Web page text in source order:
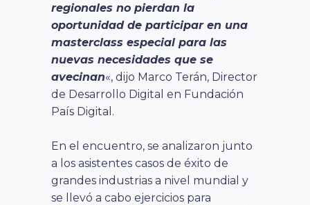
regionales no pierdan la
oportunidad de participar en una
masterclass especial para las
nuevas necesidades que se
avecinan«, dijo Marco Terán, Director
de Desarrollo Digital en Fundación
País Digital.
En el encuentro, se analizaron junto
a los asistentes casos de éxito de
grandes industrias a nivel mundial y
se llevó a cabo ejercicios para